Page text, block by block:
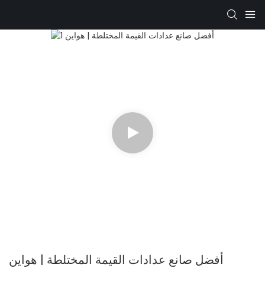
أفضل صانع عدادات القيمة المختلطة | هواين